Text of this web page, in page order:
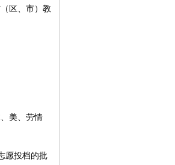
区、市）教
美、劳情
愿投档的批